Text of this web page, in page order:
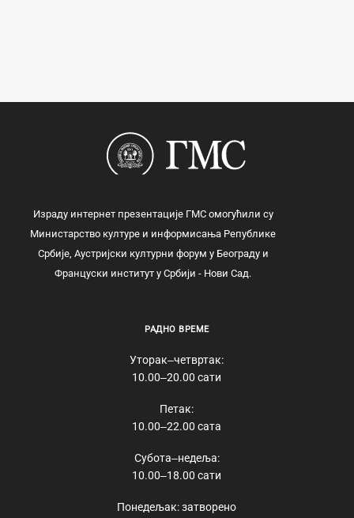
Израду интернет презентације ГМС омогућили су
Министарство културе и информисања Републике
Србије, Аустријски културни форум у Београду и
Француски институт у Србији - Нови Сад.
РАДНО ВРЕМЕ
Уторак‒четвртак:
10.00‒20.00 сати
Петак:
10.00‒22.00 сата
Субота‒недеља:
10.00‒18.00 сати
Понедељак: затворено